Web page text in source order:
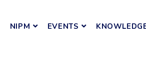
NIPM EVENTS